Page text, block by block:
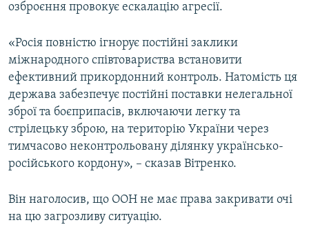
озброєння провокує ескалацію агресії.
«Росія повністю ігнорує постійні заклики
міжнародного співтовариства встановити
ефективний прикордонний контроль. Натомість ця
держава забезпечує постійні поставки нелегальної
зброї та боєприпасів, включаючи легку та
стрілецьку зброю, на територію України через
тимчасово неконтрольовану ділянку українсько-
російського кордону», – сказав Вітренко.
Він наголосив, що ООН не має права закривати очі
на цю загрозливу ситуацію.